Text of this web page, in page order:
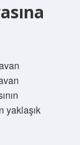
yaklaşık